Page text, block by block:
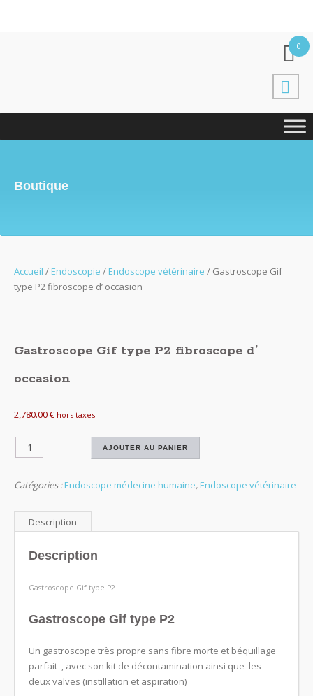
0
Boutique
Accueil /Endoscopie /Endoscope vétérinaire / Gastroscope Gif
type P2 fibroscope d’ occasion
Gastroscope Gif type P2 fibroscope d’
occasion
2,780.00€ hors taxes
quantité
de
Gif
fibroscope
AJOUTER AU PANIER
Catégories :Endoscope médecine humaine,Endoscope vétérinaire
Description
Description
Gastroscope Gif type P2
Gastroscope Gif type P2
Un gastroscope très propre sans fibre morte et béquillage
parfait , avec son kit de décontamination ainsi que les
deux valves (instillation et aspiration)